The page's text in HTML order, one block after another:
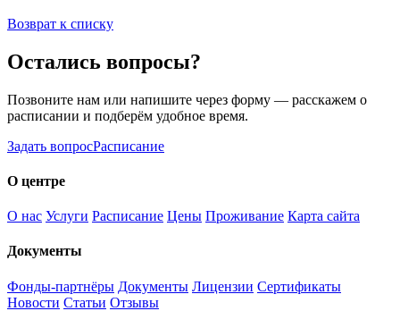
Возврат к списку
Остались вопросы?
Позвоните нам или напишите через форму — расскажем о
расписании и подберём удобное время.
Задать вопросРасписание
О центре
О нас Услуги Расписание Цены Проживание Карта сайта
Документы
Фонды-партнёры Документы Лицензии Сертификаты
Новости Статьи Отзывы